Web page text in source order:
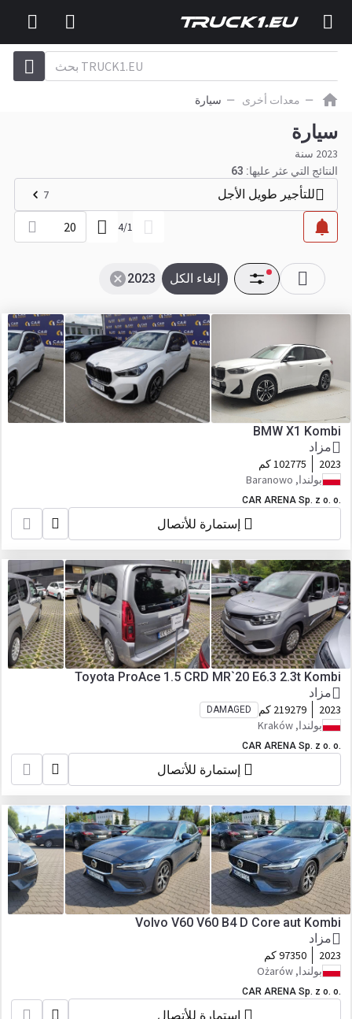
معدات أخرى سيارة
سيارة
2023 سنة
النتائج التي عثر عليها: 63
للتأجير طويل الأجل 7
1
/
4
20
2023 إلغاء الكل
BMW X1 Kombi
مزاد
2023
102775 كم
بولندا, Baranowo
CAR ARENA Sp. z o. o.
إستمارة للأتصال
Toyota ProAce 1.5 CRD MR`20 E6.3 2.3t Kombi
مزاد
2023 219279 كم DAMAGED
بولندا, Kraków
CAR ARENA Sp. z o. o.
إستمارة للأتصال
Volvo V60 V60 B4 D Core aut Kombi
مزاد
2023
97350 كم
بولندا, Ożarów
CAR ARENA Sp. z o. o.
إستمارة للأتصال